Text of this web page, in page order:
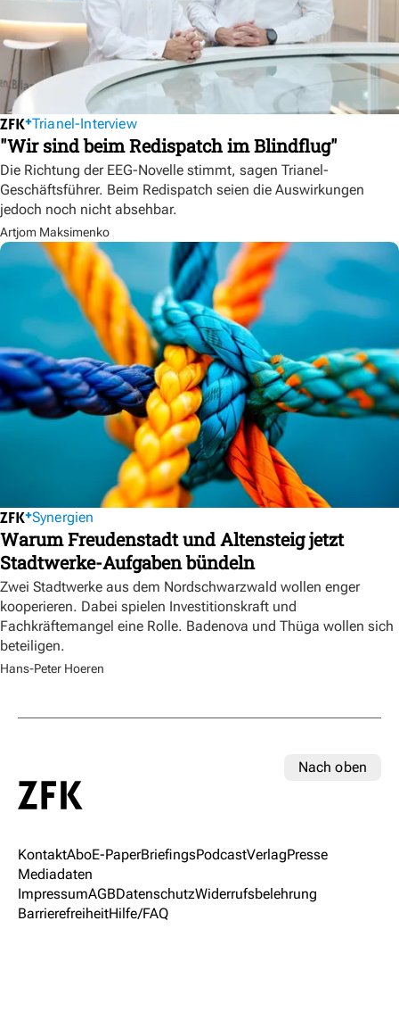
Trianel-Interview
"Wir sind beim Redispatch im Blindflug"
Die Richtung der EEG-Novelle stimmt, sagen Trianel-
Geschäftsführer. Beim Redispatch seien die Auswirkungen
jedoch noch nicht absehbar.
Artjom Maksimenko
Synergien
Warum Freudenstadt und Altensteig jetzt
Stadtwerke-Aufgaben bündeln
Zwei Stadtwerke aus dem Nordschwarzwald wollen enger
kooperieren. Dabei spielen Investitionskraft und
Fachkräftemangel eine Rolle. Badenova und Thüga wollen sich
beteiligen.
Hans-Peter Hoeren
Nach oben
KontaktAboE-PaperBriefingsPodcastVerlagPresse
Mediadaten
ImpressumAGBDatenschutzWiderrufsbelehrung
BarrierefreiheitHilfe/FAQ